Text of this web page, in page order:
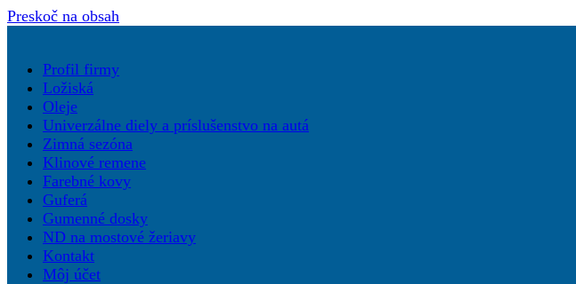
Preskoč na obsah
Profil firmy
Ložiská
Oleje
Univerzálne diely a príslušenstvo na autá
Zimná sezóna
Klinové remene
Farebné kovy
Guferá
Gumenné dosky
ND na mostové žeriavy
Kontakt
Môj účet